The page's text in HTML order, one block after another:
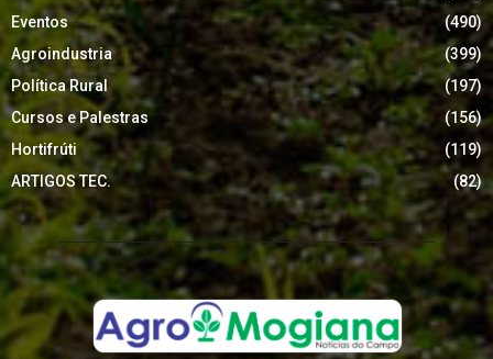
Eventos
(490)
Agroindustria
(399)
Política Rural
(197)
Cursos e Palestras
(156)
Hortifrúti
(119)
ARTIGOS TEC.
(82)